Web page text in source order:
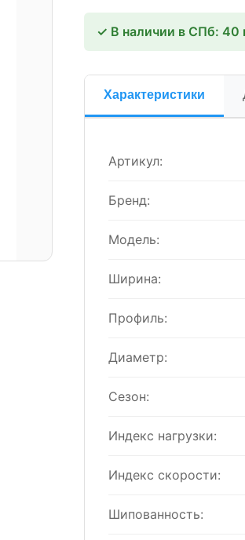
✓ В наличии в СПб: 40
Характеристики
Артикул:
Бренд:
Модель:
Ширина:
Профиль:
Диаметр:
Сезон:
Индекс нагрузки:
Индекс скорости:
Шипованность: